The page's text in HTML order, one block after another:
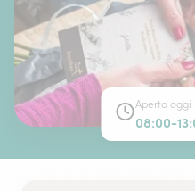
Aperto oggi
08:00-